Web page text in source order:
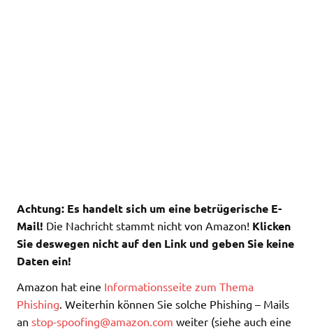
Achtung: Es handelt sich um eine betrügerische E-
Mail! Die Nachricht stammt nicht von Amazon! Klicken
Sie deswegen nicht auf den Link und geben Sie keine
Daten ein!
Amazon hat eine Informationsseite zum Thema
Phishing . Weiterhin können Sie solche Phishing – Mails
an stop-spoofing@amazon.com weiter (siehe auch eine